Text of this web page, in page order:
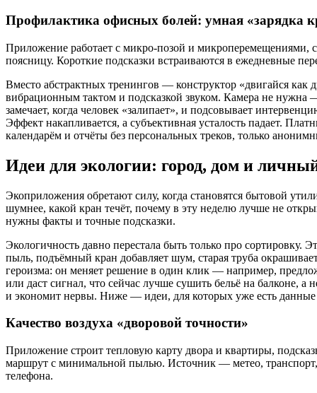
Профилактика офисных болей: умная «зарядка
Приложение работает с микро‑позой и микроперемещениями,
поясницу. Короткие подсказки встраиваются в ежедневные
Вместо абстрактных тренингов — конструктор «двигайся
вибрационным тактом и подсказкой звуком. Камера не нужна
замечает, когда человек «залипает», и подсовывает
Эффект накапливается, а субъективная усталость падает.
календарём и отчёты без персональных треков, только
Идеи для экологии: город, дом и
Экоприложения обретают силу, когда становятся бытовой
шумнее, какой кран течёт, почему в эту неделю лучше не
нужны факты и точные подсказки.
Экологичность давно перестала быть только про сортировку.
пыль, подъёмный кран добавляет шум, старая труба
героизма: он меняет решение в один клик — например,
или даст сигнал, что сейчас лучше сушить бельё на балконе, а
и экономит нервы. Ниже — идеи, для которых уже есть данные
Качество воздуха «дворовой точности»
Приложение строит тепловую карту двора и квартиры,
маршрут с минимальной пылью. Источник — метео,
телефона.